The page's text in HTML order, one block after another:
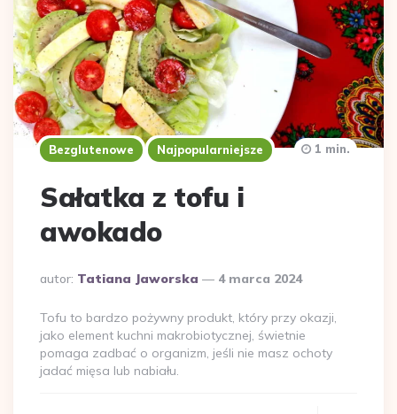
Bezglutenowe Najpopularniejsze
Sałatka z tofu i
awokado
Dodane
autor: Tatiana Jaworska 4 marca 2024
1 min.
Tofu to bardzo pożywny produkt, który przy okazji,
jako element kuchni makrobiotycznej, świetnie
pomaga zadbać o organizm, jeśli nie masz ochoty
jadać mięsa lub nabiału.